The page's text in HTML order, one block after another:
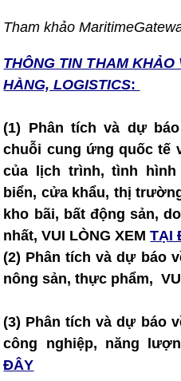
Tham khảo
THÔNG TIN THAM KHẢO
HÀNG, LOGISTICS:
(1) Phân tích và dự
chuỗi cung ứng quốc tế
của lịch trình, tình
biển, cửa khẩu, thị
kho bãi, bất động sản,
nhất, VUI LÒNG XEM TẠI
(2) Phân tích và dự báo
nông sản, thực phẩm,
(3) Phân tích và dự báo
công nghiệp, năng
ĐÂY